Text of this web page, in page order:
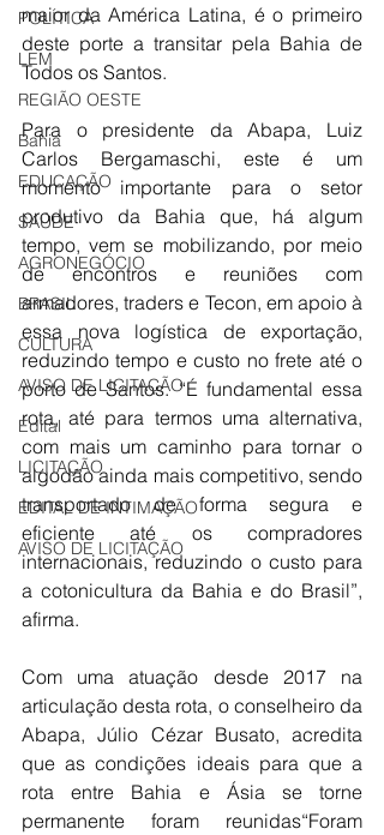
POLÍTICA
LEM
REGIÃO OESTE
Bahia
EDUCAÇÃO
SAÚDE
AGRONEGÓCIO
BRASIL
CULTURA
AVISO DE LICITAÇÃO
Edital
LICITAÇÃO
EDITAL DE INTIMAÇÃO
AVISO DE LICITAÇÃO
maior da América Latina, é o primeiro
deste porte a transitar pela Bahia de
Todos os Santos.
Para o presidente da Abapa, Luiz
Carlos Bergamaschi, este é um
momento importante para o setor
produtivo da Bahia que, há algum
tempo, vem se mobilizando, por meio
de encontros e reuniões com
armadores, traders e Tecon, em apoio à
essa nova logística de exportação,
reduzindo tempo e custo no frete até o
porto de Santos. “É fundamental essa
rota, até para termos uma alternativa,
com mais um caminho para tornar o
algodão ainda mais competitivo, sendo
transportado de forma segura e
eficiente até os compradores
internacionais, reduzindo o custo para
a cotonicultura da Bahia e do Brasil”,
afirma.
Com uma atuação desde 2017 na
articulação desta rota, o conselheiro da
Abapa, Júlio Cézar Busato, acredita
que as condições ideais para que a
rota entre Bahia e Ásia se torne
permanente foram reunidas“Foram